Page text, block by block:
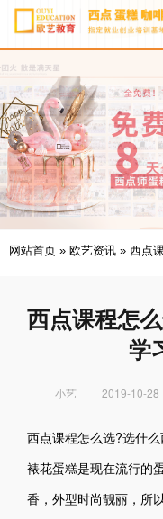
网站首页 » 欧艺资讯 » 西点
西点课程怎
学
小艺 2019-10-28
西点课程怎么选?选什
裱花蛋糕是现在流行的
香，外型时尚靓丽，所